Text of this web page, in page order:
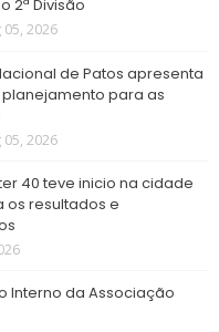
2ª Divisão
05, 2026
de Patos apresenta
para as
05, 2026
40 teve inicio na cidade
os resultados e
Interno da Associação